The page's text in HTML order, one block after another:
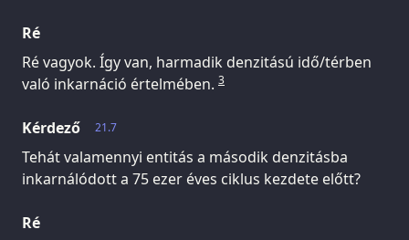
Ré
Ré vagyok. Így van, harmadik denzitású idő/térben
való inkarnáció értelmében. 3
21.7
Kérdező
Tehát valamennyi entitás a második denzitásba
inkarnálódott a 75 ezer éves ciklus kezdete előtt?
Ré